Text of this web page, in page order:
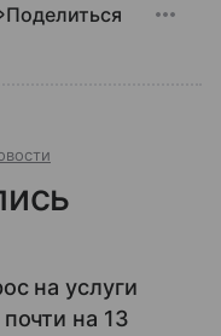
Поделиться
на услуги
на 13